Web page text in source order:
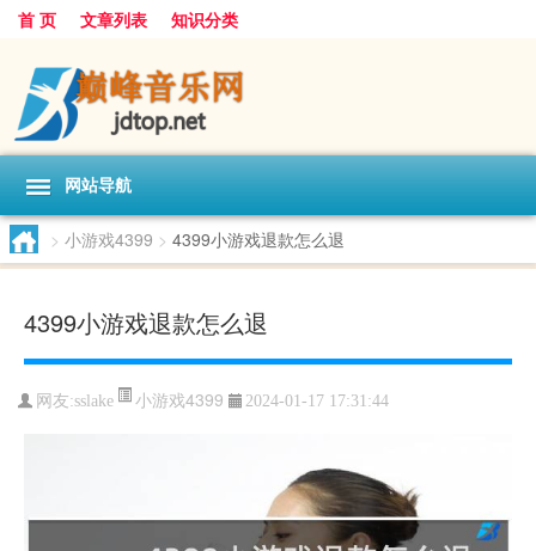
首 页 文章列表 知识分类
网站导航
> 小游戏4399 > 4399小游戏退款怎么退
4399小游戏退款怎么退
网友:sslake 小游戏4399 2024-01-17 17:31:44